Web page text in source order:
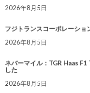
2026年8月5日
フジトランスコーポレーショ
2026年8月5日
ネバーマイル：TGR Haas
した
2026年8月5日